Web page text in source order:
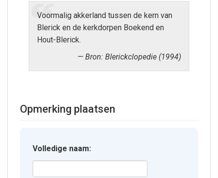
Voormalig akkerland tussen de kern van
Blerick en de kerkdorpen Boekend en
Hout-Blerick.
Bron: Blerickclopedie (1994)
Opmerking plaatsen
Volledige naam: